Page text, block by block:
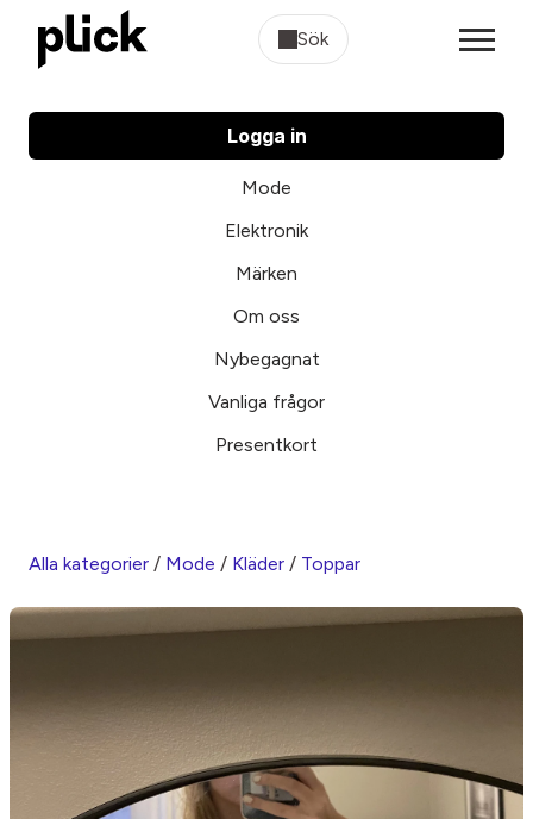
Sök
Logga in
Mode
Elektronik
Märken
Om oss
Nybegagnat
Vanliga frågor
Presentkort
Alla kategorier / Mode / Kläder / Toppar